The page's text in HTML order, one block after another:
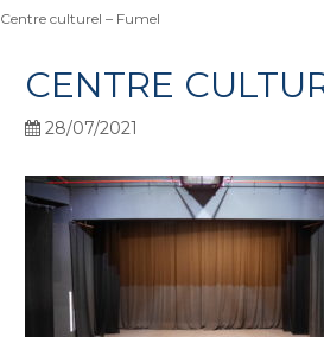
Centre culturel – Fumel
CENTRE
28/07/2021